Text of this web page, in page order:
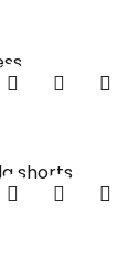
shorts